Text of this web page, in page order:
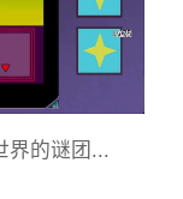
界的谜团...